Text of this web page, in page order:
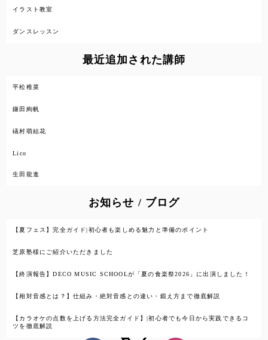
イラスト教室
ダンスレッスン
最近追加された講師
平松稚菜
鎌田絢帆
礒村萌結花
Lico
生田龍進
お知らせ / ブログ
【夏フェス】完全ガイド|初心者も楽しめる魅力と準備のポイント
芝原塾様にご紹介いただきました
【終演報告】DECO MUSIC SCHOOLが「夏の食楽祭2026」に出演しました！
【相対音感とは？】仕組み・絶対音感との違い・鍛え方まで徹底解説
【カラオケの点数を上げる方法完全ガイド】|初心者でも今日から実践できるコ
ツを徹底解説